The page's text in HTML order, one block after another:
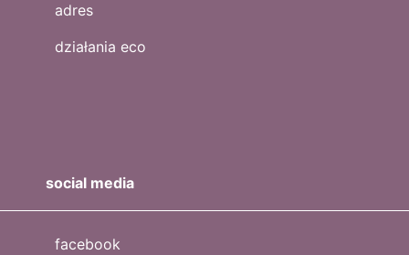
adres
działania eco
social media
facebook